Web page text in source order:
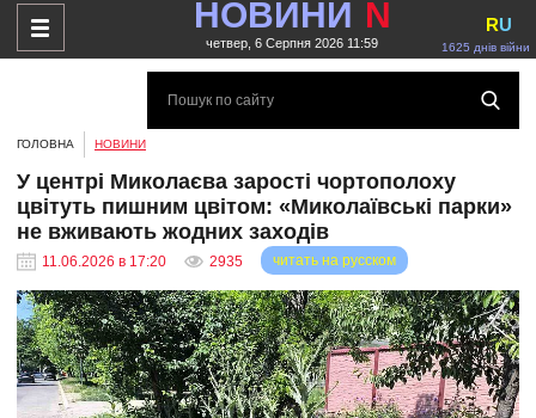
НОВИНИ N
четвер, 6 Серпня 2026 11:59 1625 днів війни
RU
ГОЛОВНА НОВИНИ
У центрі Миколаєва зарості чортополоху
цвітуть пишним цвітом: «Миколаївські парки»
не вживають жодних заходів
11.06.2026 в 17:20 2935 читать на русском